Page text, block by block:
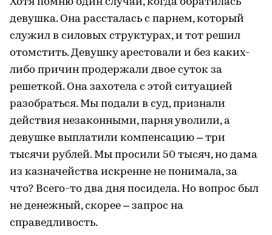
девушка. Она рассталась с парнем, который
служил в силовых структурах, и тот решил
отомстить. Девушку арестовали и без каких-
либо причин продержали двое суток за
решеткой. Она захотела с этой ситуацией
разобраться. Мы подали в суд, признали
действия незаконными, парня уволили, а
девушке выплатили компенсацию – три
тысячи рублей. Мы просили 50 тысяч, но дама
из казначейства искренне не понимала, за
что? Всего-то два дня посидела. Но вопрос был
не денежный, скорее – запрос на
справедливость.